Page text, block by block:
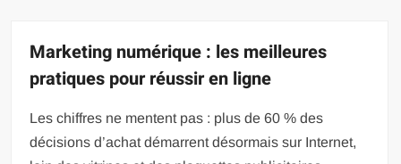
Marketing numérique : les meilleures
pratiques pour réussir en ligne
Les chiffres ne mentent pas : plus de 60 % des
décisions d’achat démarrent désormais sur Internet,